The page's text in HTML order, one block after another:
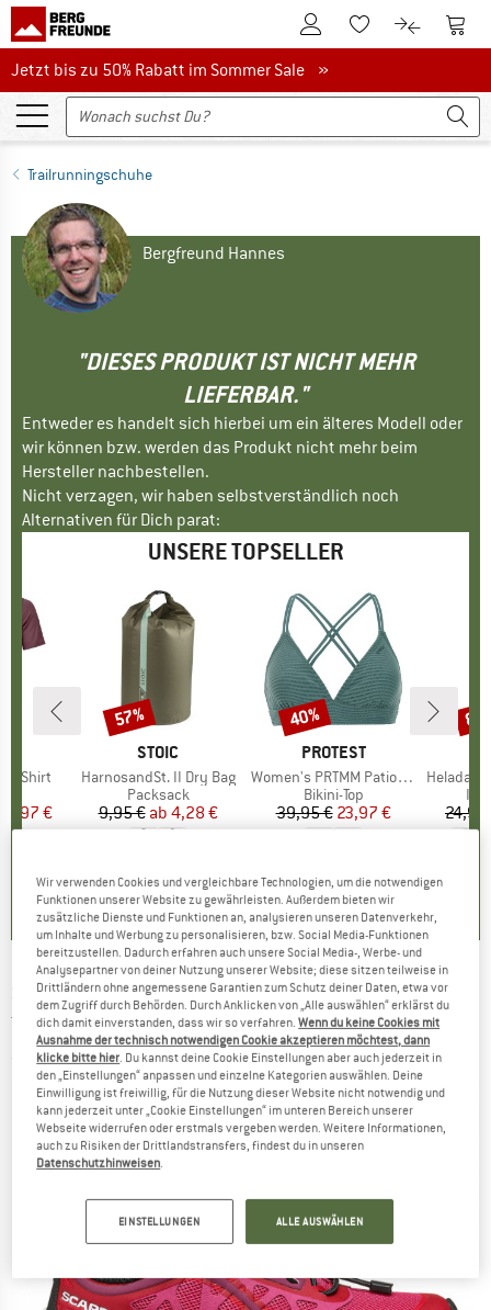
Zum KundenkontoZum Merkzettel.
Zum Zum
Jetzt bis zu 50% Rabatt im Sommer Sale
Jetzt bis zu 50% Rabatt im Sommer Sale »
Trailrunningschuhe
Bergfreund Hannes
"DIESES PRODUKT IST NICHT MEHR
LIEFERBAR."
Entweder es handelt sich hierbei um ein älteres Modell oder
wir können bzw. werden das Produkt nicht mehr beim
Hersteller nachbestellen.
Nicht verzagen, wir haben selbstverständlich noch
Alternativen für Dich parat:
UNSERE TOPSELLER
T-Shirt
Preis
€
MARKE
STOIC
Artikel
HarnosandSt. II Dry Bag
Produktgruppe
Packsack
Preis
9,95 € reduzierter Preis
ab 4,28 €
Rabatt
57%
MARKE
PROTEST
Artikel
Women's PRTMM Patio Triangle
Produktgruppe
Bikini-Top
Preis
39,95 €reduzierter Preis
23,97 €
Rabatt
40%
Artikel
HeladagenSt.
24,95
SCARPA - Kid's Golden Gate All-Terrain -
Trailrunningschuhe
(0)
Wir verwenden Cookies und vergleichbare Technologien, um die notwendigen
Funktionen unserer Website zu gewährleisten. Außerdem bieten wir
zusätzliche Dienste und Funktionen an, analysieren unseren Datenverkehr,
um Inhalte und Werbung zu personalisieren, bzw. Social Media-Funktionen
bereitzustellen. Dadurch erfahren auch unsere Social Media-, Werbe- und
Analysepartner von deiner Nutzung unserer Website; diese sitzen teilweise in
Drittländern ohne angemessene Garantien zum Schutz deiner Daten, etwa vor
dem Zugriff durch Behörden. Durch Anklicken von „Alle auswählen“ erklärst du
dich damit einverstanden, dass wir so verfahren.Wenn du keine Cookies mit
Ausnahme der technisch notwendigen Cookie akzeptieren möchtest, dann
klicke bitte hier . Du kannst deine Cookie Einstellungen aber auch jederzeit in
den „Einstellungen“ anpassen und einzelne Kategorien auswählen. Deine
Einwilligung ist freiwillig, für die Nutzung dieser Website nicht notwendig und
kann jederzeit unter „Cookie Einstellungen“ im unteren Bereich unserer
Webseite widerrufen oder erstmals vergeben werden. Weitere Informationen,
auch zu Risiken der Drittlandstransfers, findest du in unseren
Datenschutzhinweisen
EINSTELLUNGEN ALLE AUSWÄHLEN